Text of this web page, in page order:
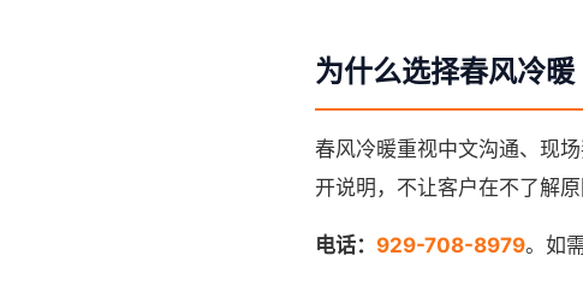
为什么选择春风冷暖
春风冷暖重视中文沟通、现
开说明，不让客户在不了解原
电话： 929-708-8979。如